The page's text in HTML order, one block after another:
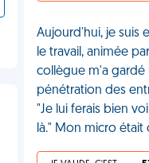
Aujourd'hui, je suis
le travail, animée
collègue m'a gardé
pénétration des
"Je lui ferais bien
là." Mon micro était